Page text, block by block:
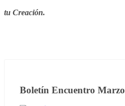
tu Creación.
Boletín Encuentro Marzo